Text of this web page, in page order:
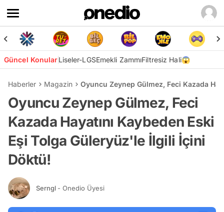
Güncel KonularLiseler-LGSEmekli ZammıFiltresiz Hali😱
Haberler Magazin Oyuncu Zeynep Gülmez, Feci Kazada
Oyuncu Zeynep Gülmez, Feci
Kazada Hayatını Kaybeden Eski
Eşi Tolga Güleryüz'le İlgili İçini
Döktü!
Serngl - Onedio Üyesi